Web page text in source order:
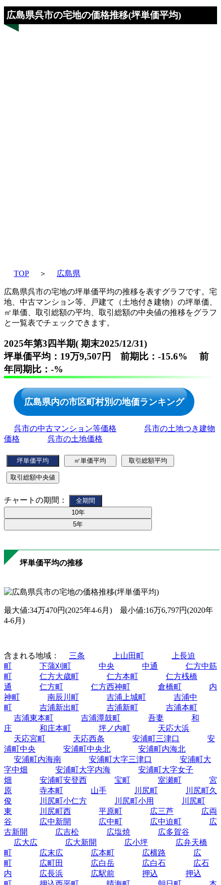
広島県呉市の宅地の価格推移(坪単価平均)
TOP ＞ 広島県
広島県呉市の宅地の坪単価平均の推移を表すグラフです。宅
地、中古マンション等、戸建て（土地付き建物）の坪単価、
㎡単価、取引総額の平均、取引総額の中央値の推移をグラフ
と一覧表でチェックできます。
2025年第3四半期( 期末2025/12/31)
坪単価平均：19万9,507円 前期比：-15.6% 前
年同期比：-%
広島県内の市区町村別の地価ランキング
呉市の中古マンション等価格
呉市の土地つき建物
価格
呉市の土地価格
チャートの期間：
坪単価平均の推移
最大値:34万470円(2025年4-6月) 最小値:16万6,797円(2020年
4-6月)
含まれる地域： 三条 上山田町
上長迫
町
下蒲刈町 中央 中通
仁方中筋
町
仁方大歳町 仁方本町
仁方桟橋
通
仁方町 仁方西神町 倉橋町
内
神町
南辰川町 吉浦上城町
吉浦中
町
吉浦新出町 吉浦新町
吉浦本町
吉浦東本町
吉浦潭鼓町 吾妻
和
庄
和庄本町 坪ノ内町
天応大浜
天応宮町
天応西条 安浦町三津口
安
浦町中央
安浦町中央北
安浦町内海北
安浦町内海南
安浦町大字三津口
安浦町大
字中畑
安浦町大字内海
安浦町大字女子
畑
安浦町安登西 宝町 室瀬町
宮
原
寺本町 山手 川尻町
川尻町久
俊
川尻町小仁方 川尻町小用
川尻町
東
川尻町西 平原町 広三芦
広両
谷
広中新開 広中町 広中迫町
広
古新開
広吉松 広塩焼
広多賀谷
広大広
広大新開 広小坪
広弁天橋
町
広末広 広本町 広横路
広
町
広町田 広白岳 広白石
広石
内
広長浜 広駅前 押込
押込